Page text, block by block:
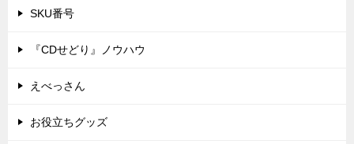
SKU番号
『CDせどり』ノウハウ
えべっさん
お役立ちグッズ